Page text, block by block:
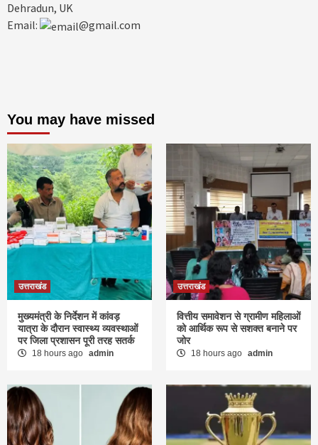
Dehradun, UK
Email:
@gmail.com
You may have missed
उत्तराखंड
मुख्यमंत्री के निर्देशन में कांवड़
यात्रा के दौरान स्वास्थ्य व्यवस्थाओं
पर जिला प्रशासन पूरी तरह सतर्क
18 hours ago admin
उत्तराखंड
वित्तीय समावेशन से ग्रामीण महिलाओं
को आर्थिक रूप से सशक्त बनाने पर
जोर
18 hours ago admin